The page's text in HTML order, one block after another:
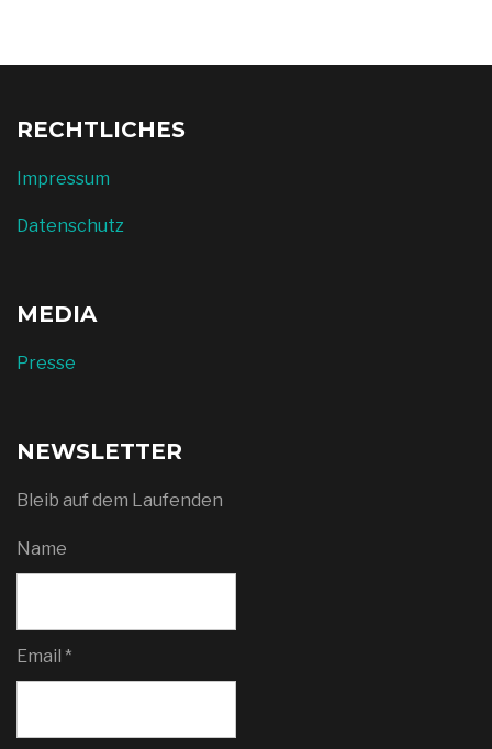
RECHTLICHES
Impressum
Datenschutz
MEDIA
Presse
NEWSLETTER
Bleib auf dem Laufenden
Name
Email *